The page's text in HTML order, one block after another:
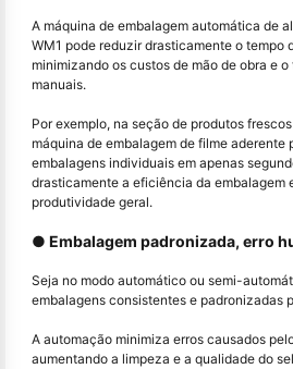
A máquina de embalagem automática de
WM1 pode reduzir drasticamente o tempo
minimizando os custos de mão de obra e
manuais.
Por exemplo, na seção de produtos
máquina de embalagem de filme aderente
embalagens individuais em apenas
drasticamente a eficiência da embalagem
produtividade geral.
● Embalagem padronizada, erro
Seja no modo automático ou semi-
embalagens consistentes e padronizadas
A automação minimiza erros causados
aumentando a limpeza e a qualidade do